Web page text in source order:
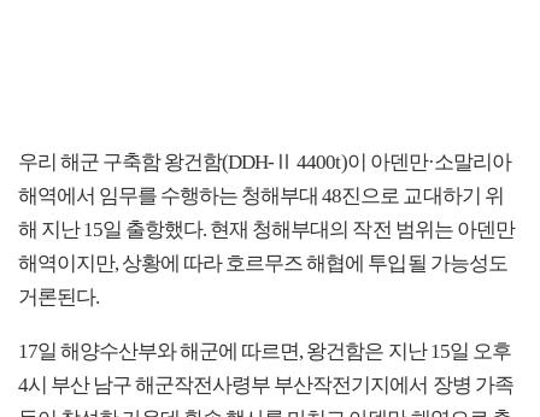
우리 해군 구축함 왕건함(DDH-Ⅱ 4400t)이 아덴만·소말리아
해역에서 임무를 수행하는 청해부대 48진으로 교대하기 위
해 지난 15일 출항했다. 현재 청해부대의 작전 범위는 아덴만
해역이지만, 상황에 따라 호르무즈 해협에 투입될 가능성도
거론된다.
17일 해양수산부와 해군에 따르면, 왕건함은 지난 15일 오후
4시 부산 남구 해군작전사령부 부산작전기지에서 장병 가족